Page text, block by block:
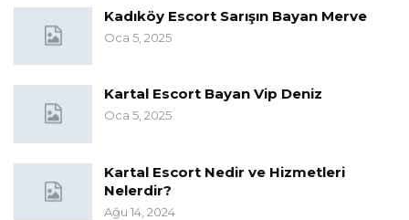
Kadıköy Escort Sarışın Bayan Merve
Oca 5, 2025
Kartal Escort Bayan Vip Deniz
Oca 5, 2025
Kartal Escort Nedir ve Hizmetleri
Nelerdir?
Ağu 14, 2024